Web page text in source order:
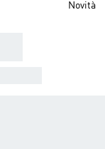
Novità